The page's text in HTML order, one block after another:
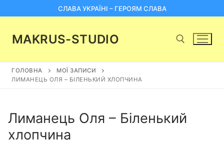
до
СЛАВА УКРАЇНІ – ГЕРОЯМ СЛАВА
MAKRUS-STUDIO
Пошук:
ГОЛОВНА
МОЇ ЗАПИСИ
ЛИМАНЕЦЬ ОЛЯ – БІЛЕНЬКИЙ ХЛОПЧИНА
Лиманець Оля – Біленький
хлопчина